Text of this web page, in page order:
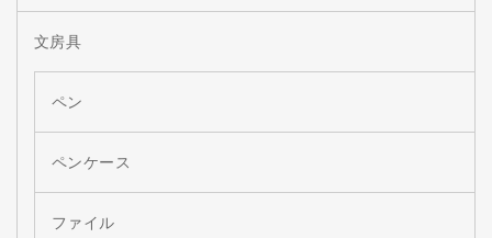
文房具
ペン
ペンケース
ファイル